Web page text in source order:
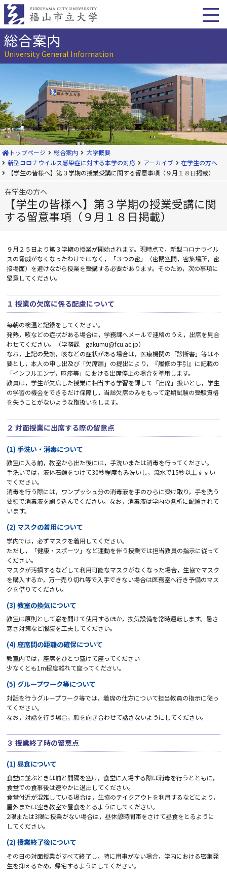
本
へ
動総合案内
University General Information
トップページ 総合案内
大学概要
新型コロナウイルス感染症に対する本学の対応
アーカイブ
在学生の方へ
【学生の皆様へ】第３学期の授業受講に関する留意事項（９月１８日掲載）
在学生の方へ
【学生の皆様へ】第３学期の授業受講に関
する留意事項（９月１８日掲載）
９月２５日より第３学期の授業が開始されます。現時点で，新型コロナウイル
スの脅威がなくなったわけではなく，「３つの密」（密閉空間，密集場所，密
接場面）を避けながら授業を受講する必要があります。そのため，次の事項に
留意してください。
１ 授業の欠席に係る配慮について
毎朝の検温と記録をしてください。
発熱，咳などの症状がある場合は，学務課へメールで連絡のうえ，出席を見合
わせてください。（学務課 gakumu@fcu.ac.jp）
なお，上記の発熱，咳などの症状がある場合は，医療機関の「診断書」等は不
要とし，本人の申し出及び「欠席届」の提出により，『履修の手引』に記載の
「インフルエンザ，麻疹等」における出席停止の場合を準用します。
教員は，学生が欠席した授業に相当する学習を課して「出席」扱いとし，学生
の学習の機会をできるだけ保障し，当該欠席のみをもって定期試験の受験資格
を失うことがないような取扱いをします。
２ 対面授業に出席する際の留意点
(1) 手洗い・消毒について
教室に入る前，教室から出た後には，手洗いまたは消毒を行ってください。
手洗いでは，液体石鹸をつけて30秒程度もみ洗いし，流水で15秒以上すすい
でください。
消毒を行う際には，ワンプッシュ分の消毒液を手のひらに受け取り，手を洗う
要領で消毒液を刷り込んでください。なお，消毒液は学内の各所に配置されて
います。
(2) マスクの着用について
学内では，必ずマスクを着用してください。
ただし，「健康・スポーツ」など運動を伴う授業では担当教員の指示に従って
ください。
マスクが汚損するなどして利用可能なマスクがなくなった場合，生協でマスク
を購入するか，万一売り切れ等で入手できない場合は医務室へ行き予備のマス
クを借りてください。
(3) 教室の換気について
教室は原則として窓を開けて使用するほか，換気設備を常時運転します。暑さ
寒さ対策など服装を工夫してください。
(4) 座席間の距離の確保について
教室内では，座席をひとつ空けて座ってください
少なくとも1m程度離れて座ってください。
(5) グループワーク等について
対話を行うグループワーク等では，着席の仕方について担当教員の指示に従っ
てください。
なお，対話を行う場合，顔を向き合わせて話さないようにしてください。
３ 授業終了時の留意点
(1) 昼食について
食堂に並ぶときは前と間隔を空け，食堂に入場する際は消毒を行うとともに，
食堂での食事後は速やかに退出してください。
食堂付近が混雑している場合は，生協のテイクアウトを利用するなどにより，
屋外または空き教室で昼食をとるようにしてください。
2限または3限に授業がない場合は，昼休憩時間帯をさけて昼食をとるように
してください。
(2) 授業終了後について
その日の対面授業がすべて終了し，特に用事がない場合，学内における密集発
生を抑えるため，帰宅するようにしてください。